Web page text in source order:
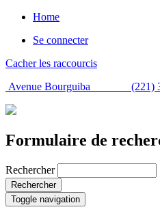
Home
Se connecter
Cacher les raccourcis
Avenue Bourguiba (221)
Formulaire de
Rechercher
Rechercher
Toggle navigation